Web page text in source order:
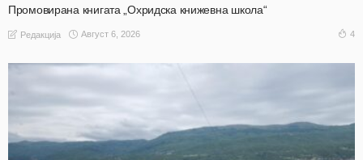
Промовирана книгата „Охридска книжевна школа“
Редакција Август 6, 2026 4